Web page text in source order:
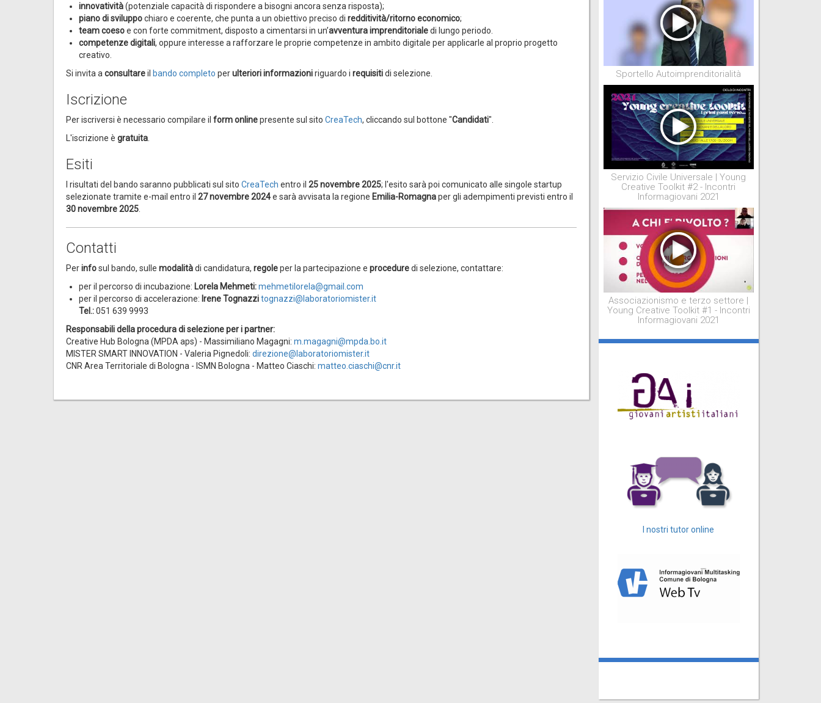
innovatività(potenziale capacità di rispondere a bisogni ancora senza risposta);
piano di sviluppochiaro e coerente, che punta a un obiettivo preciso di redditività/ritorno economico;
team coesoe con forte commitment, disposto a cimentarsi in un’avventura imprenditorialedi lungo periodo.
competenze digitali, oppure interesse a rafforzare le proprie competenze in ambito digitale per applicarle al proprio progetto
creativo.
Si invita a consultareil bando completo perulteriori informazioniriguardo i requisitidi selezione.
Iscrizione
Per iscriversi è necessario compilare il form onlinepresente sul sito CreaTech, cliccando sul bottone "Candidati".
L'iscrizione è gratuita
Esiti
I risultati del bando saranno pubblicati sul sito CreaTech entro il 25 novembre 2025; l'esito sarà poi comunicato alle singole startup
selezionate tramite e-mail entro il 27 novembre 2024e sarà avvisata la regione Emilia-Romagnaper gli adempimenti previsti entro il
30 novembre 2025
Contatti
Perinfosul bando, sulle modalitàdi candidatura, regoleper la partecipazione e proceduredi selezione, contattare:
per il percorso di incubazione: Lorela Mehmeti:mehmetilorela@gmail.com
per il percorso di accelerazione: Irene Tognazzitognazzi@laboratoriomister.it
Tel.:051 639 9993
Responsabili della procedura di selezione per i partner:
Creative Hub Bologna (MPDA aps) - Massimiliano Magagni: m.magagni@mpda.bo.it
MISTER SMART INNOVATION - Valeria Pignedoli: direzione@laboratoriomister.it
CNR Area Territoriale di Bologna - ISMN Bologna - Matteo Ciaschi: matteo.ciaschi@cnr.it
Sportello Autoimprenditorialità
Servizio Civile Universale | Young
Creative Toolkit #2 - Incontri
Informagiovani 2021
Associazionismo e terzo settore |
Young Creative Toolkit #1 - Incontri
Informagiovani 2021
I nostri tutor online